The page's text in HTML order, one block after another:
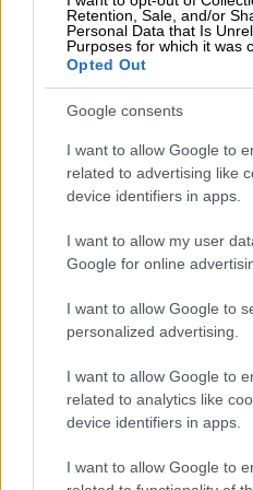
Retention, Sale, and/or
Personal Data that Is
Purposes for which it was
Opted Out
Google consents
I want to allow Google to
related to advertising like
device identifiers in apps.
I want to allow my user
Google for online
I want to allow Google to
personalized advertising.
I want to allow Google to
related to analytics like
device identifiers in apps.
I want to allow Google to
δημοσιεύεται κανένα
επιβεβαιώνει αυτούς
σημείωσε μεταξύ
4. Επεχείρησε να
ΣΥΡΙΖΑ, τον οποίο
αλλαγές στους
κάλπες του 2019.
αντιστρέψει τα
αντιπολίτευσης,
ημερών σας είχαν γίνει
επισυνδέσεις της
5. Σημείωσε πως το
δρόμο της Δικαιοσύνης.
Ουσιαστικά από την